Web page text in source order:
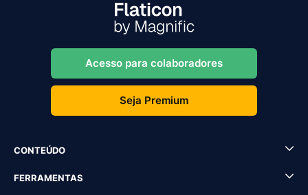
Acesso para colaboradores
Seja Premium
CONTEÚDO
FERRAMENTAS